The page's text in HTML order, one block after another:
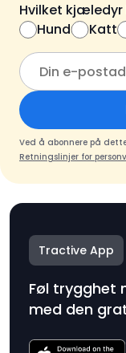
Hvilket kjæledyr
Hund
Katt
Ved å abonnere på
Retningslinjer for
Tractive App
Føl trygghet
med den